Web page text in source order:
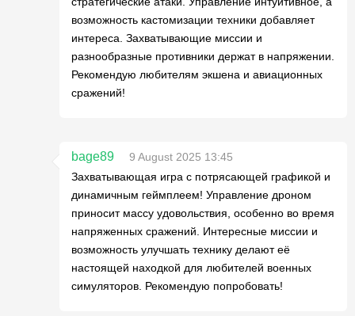
возможность кастомизации техники добавляет
интереса. Захватывающие миссии и
разнообразные противники держат в напряжении.
Рекомендую любителям экшена и авиационных
сражений!
bage89
9 August 2025 13:45
Захватывающая игра с потрясающей графикой и
динамичным геймплеем! Управление дроном
приносит массу удовольствия, особенно во время
напряженных сражений. Интересные миссии и
возможность улучшать технику делают её
настоящей находкой для любителей военных
симуляторов. Рекомендую попробовать!